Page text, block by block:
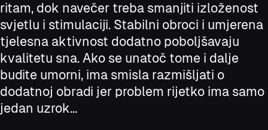
ritam, dok navečer treba smanjiti izloženost
svjetlu i stimulaciji. Stabilni obroci i umjerena
tjelesna aktivnost dodatno poboljšavaju
kvalitetu sna. Ako se unatoč tome i dalje
budite umorni, ima smisla razmišljati o
dodatnoj obradi jer problem rijetko ima samo
jedan uzrok...